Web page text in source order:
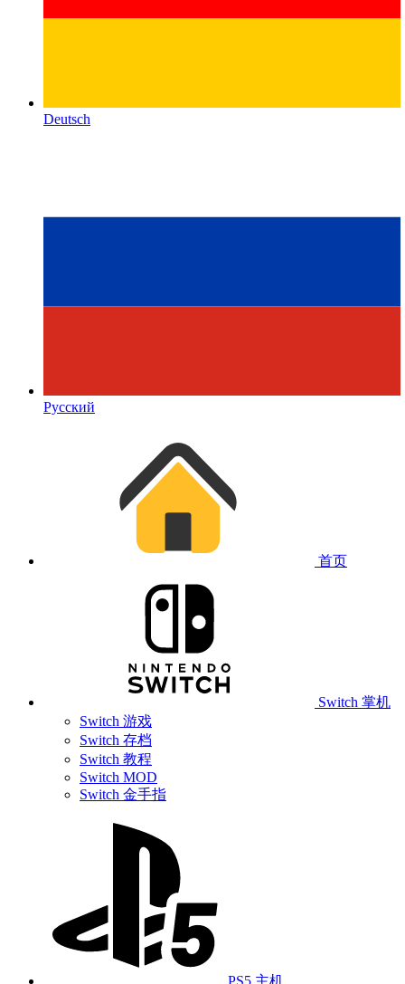
Deutsch
Русский
首页
Switch 掌机
Switch 游戏
Switch 存档
Switch 教程
Switch MOD
Switch 金手指